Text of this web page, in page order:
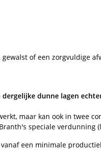
of een zorgvuldige
dunne lagen
maar kan ook in twee
speciale verdunning
een minimale